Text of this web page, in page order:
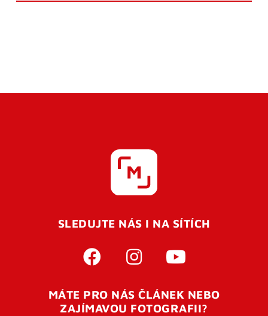
SLEDUJTE NÁS I NA SÍTÍCH
MÁTE PRO NÁS ČLÁNEK NEBO
ZAJÍMAVOU FOTOGRAFII?